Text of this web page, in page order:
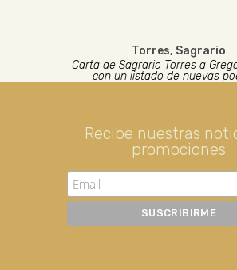
Torres, Sagrario
Carta de Sagrario Torres a
con un listado de nuevas
Recibe nuestras
promociones